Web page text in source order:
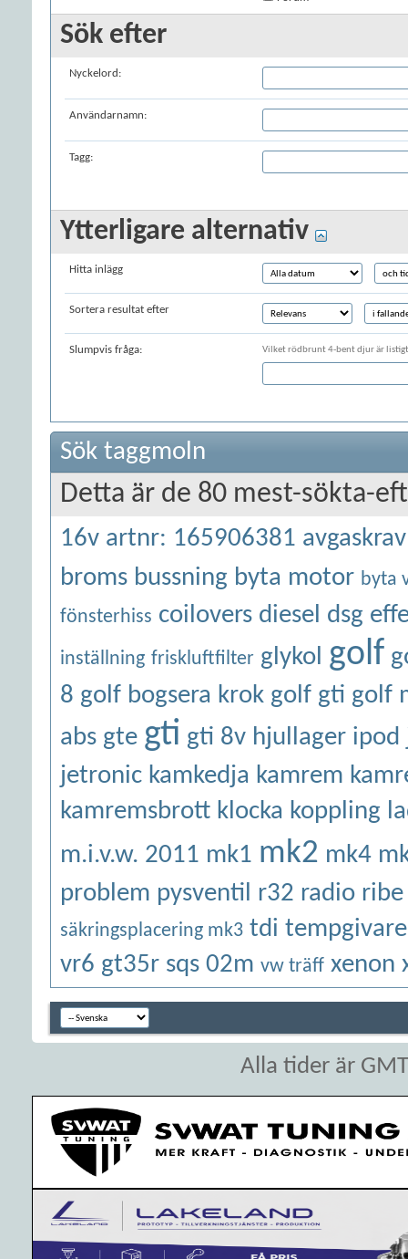
Sök efter
Nyckelord:
Användarnamn:
Tagg:
Ytterligare alternativ
Hitta inlägg
Sortera resultat efter
Slumpvis fråga: Vilket rödbrunt 4-bent djur är
Sök taggmoln
Detta är de 80 mest-sökta-
16v artnr: 165906381
broms bussning byta motor byta
fönsterhiss coilovers diesel dsg
inställning friskluftfilter glykol golf
8 golf bogsera krok golf gti golf
abs gte gti gti 8v hjullager ipod
jetronic kamkedja kamrem
kamremsbrott klocka koppling
m.i.v.w. 2011 mk1 mk2 mk4
problem pysventil r32 radio ribe
säkringsplacering mk3 tdi tempgivare
vr6 gt35r sqs 02m vw träff xenon
Alla tider är